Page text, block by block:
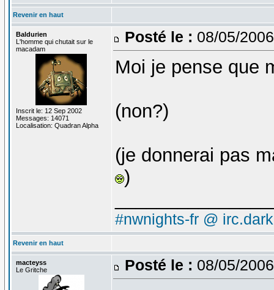
Revenir en haut
Baldurien
L'homme qui chutait sur le
macadam
Inscrit le: 12 Sep 2002
Messages: 14071
Localisation: Quadran Alpha
Posté le : 08/05/
Moi je pense que
(non?)
(je donnerai pas
)
#nwnights-fr @
Revenir en haut
macteyss
Le Gritche
Posté le : 08/05/